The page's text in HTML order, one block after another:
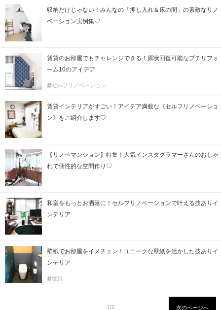
収納だけじゃない！みんなの「押し入れ＆床の間」の素敵なリノ
ベーション実例集♡
賃貸のお部屋でもチャレンジできる！原状回復可能なプチリフォ
ーム10のアイデア
セルフリノベーション
賃貸インテリアがすごい！アイデア満載な《セルフリノベーショ
ン》をご紹介します♡
【リノベマンション】特集！人気インスタグラマーさんのおしゃ
れで個性的な空間作り♡
和室をもっとお洒落に！セルフリノベーションで叶える技ありイ
ンテリア
壁紙でお部屋をイメチェン！ユニークな壁紙を活かした技ありイ
ンテリア
壁紙
1/2 次のページへ